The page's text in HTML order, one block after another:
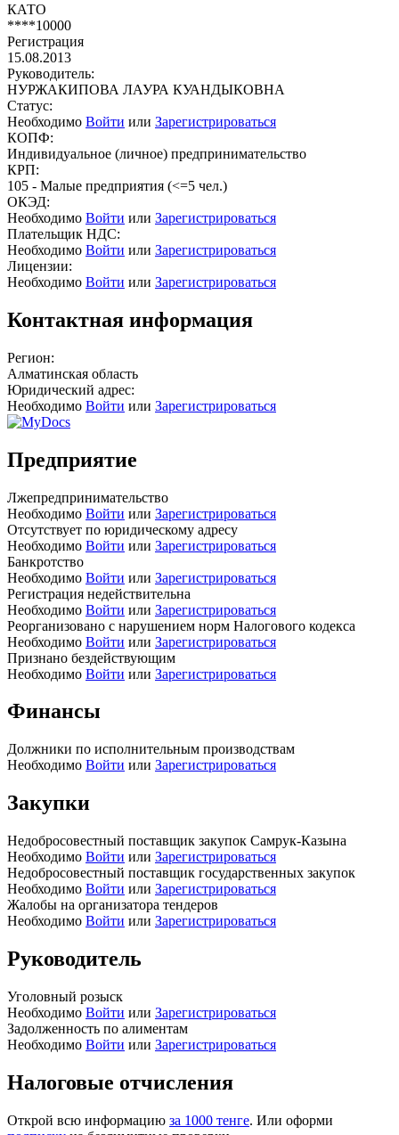
КАТО
****10000
Регистрация
15.08.2013
Руководитель:
НУРЖАКИПОВА ЛАУРА КУАНДЫКОВНА
Статус:
Необходимо Войти или Зарегистрироваться
КОПФ:
Индивидуальное (личное) предпринимательство
КРП:
105 - Малые предприятия (<=5 чел.)
ОКЭД:
Необходимо Войти или Зарегистрироваться
Плательщик НДС:
Необходимо Войти или Зарегистрироваться
Лицензии:
Необходимо Войти или Зарегистрироваться
Контактная информация
Регион:
Алматинская область
Юридический адрес:
Необходимо Войти или Зарегистрироваться
Предприятие
Лжепредпринимательство
Необходимо Войти или Зарегистрироваться
Отсутствует по юридическому адресу
Необходимо Войти или Зарегистрироваться
Банкротство
Необходимо Войти или Зарегистрироваться
Регистрация недействительна
Необходимо Войти или Зарегистрироваться
Реорганизовано с нарушением норм Налогового кодекса
Необходимо Войти или Зарегистрироваться
Признано бездействующим
Необходимо Войти или Зарегистрироваться
Финансы
Должники по исполнительным производствам
Необходимо Войти или Зарегистрироваться
Закупки
Недобросовестный поставщик закупок Самрук-Казына
Необходимо Войти или Зарегистрироваться
Недобросовестный поставщик государственных закупок
Необходимо Войти или Зарегистрироваться
Жалобы на организатора тендеров
Необходимо Войти или Зарегистрироваться
Руководитель
Уголовный розыск
Необходимо Войти или Зарегистрироваться
Задолженность по алиментам
Необходимо Войти или Зарегистрироваться
Налоговые отчисления
Открой всю информацию за 1000 тенге. Или оформи